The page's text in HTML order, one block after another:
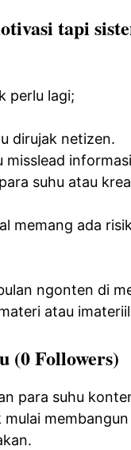
tapi
perlu lagi;
dirujak netizen.
misslead
suhu atau
memang ada
ngonten di
atau
(0 Followers)
para suhu